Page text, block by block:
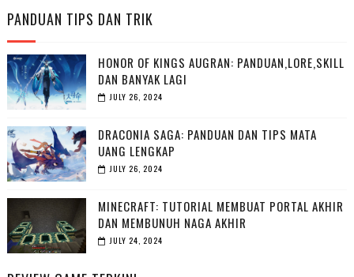
PANDUAN TIPS DAN TRIK
HONOR OF KINGS AUGRAN: PANDUAN,LORE,SKILL
DAN BANYAK LAGI
JULY 26, 2024
DRACONIA SAGA: PANDUAN DAN TIPS MATA
UANG LENGKAP
JULY 26, 2024
MINECRAFT: TUTORIAL MEMBUAT PORTAL AKHIR
DAN MEMBUNUH NAGA AKHIR
JULY 24, 2024